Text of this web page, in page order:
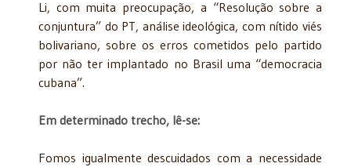
Li, com muita preocupação, a “Resolução sobre a
conjuntura” do PT, análise ideológica, com nítido viés
bolivariano, sobre os erros cometidos pelo partido
por não ter implantado no Brasil uma “democracia
cubana”.
Em determinado trecho, lê-se:
Fomos igualmente descuidados com a necessidade